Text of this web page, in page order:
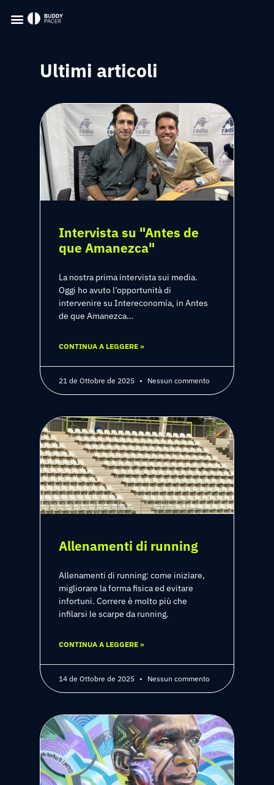
Ultimi articoli
Intervista su "Antes de
que Amanezca"
La nostra prima intervista sui media.
Oggi ho avuto l’opportunità di
intervenire su Intereconomía, in Antes
de que Amanezca…
CONTINUA A LEGGERE »
21 de Ottobre de 2025 Nessun commento
Allenamenti di running
Allenamenti di running: come iniziare,
migliorare la forma fisica ed evitare
infortuni. Correre è molto più che
infilarsi le scarpe da running.
CONTINUA A LEGGERE »
14 de Ottobre de 2025 Nessun commento